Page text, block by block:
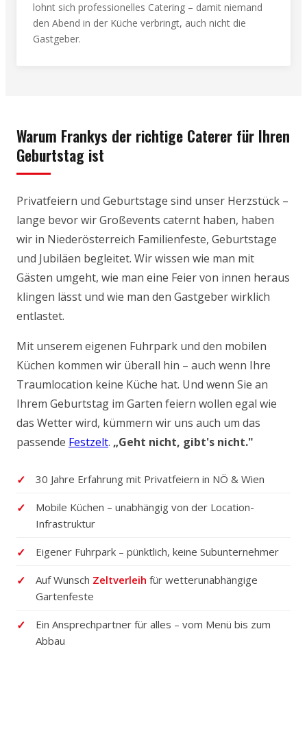
lohnt sich professionelles Catering – damit niemand
den Abend in der Küche verbringt, auch nicht die
Gastgeber.
Warum Frankys der richtige Caterer für Ihren
Geburtstag ist
Privatfeiern und Geburtstage sind unser Herzstück –
lange bevor wir Großevents caternt haben, haben
wir in Niederösterreich Familienfeste, Geburtstage
und Jubiläen begleitet. Wir wissen wie man mit
Gästen umgeht, wie man eine Feier von innen heraus
klingen lässt und wie man den Gastgeber wirklich
entlastet.
Mit unserem eigenen Fuhrpark und den mobilen
Küchen kommen wir überall hin – auch wenn Ihre
Traumlocation keine Küche hat. Und wenn Sie an
Ihrem Geburtstag im Garten feiern wollen egal wie
das Wetter wird, kümmern wir uns auch um das
passende Festzelt. „Geht nicht, gibt's nicht."
30 Jahre Erfahrung mit Privatfeiern in NÖ & Wien
Mobile Küchen – unabhängig von der Location-
Infrastruktur
Eigener Fuhrpark – pünktlich, keine Subunternehmer
Auf Wunsch Zeltverleih für wetterunabhängige
Gartenfeste
Ein Ansprechpartner für alles – vom Menü bis zum
Abbau